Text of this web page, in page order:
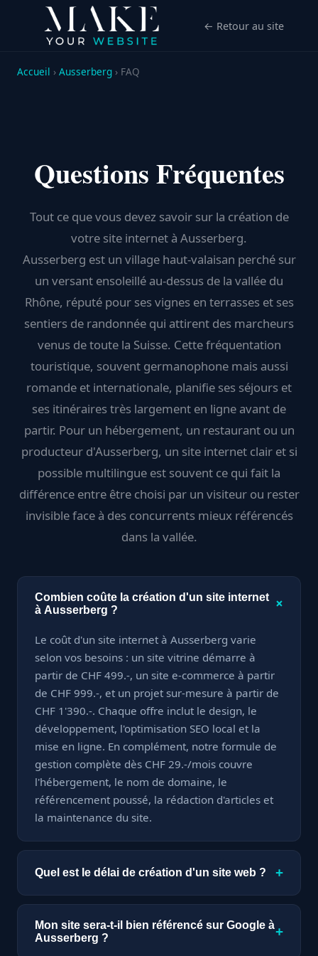
← Retour au site
Accueil › Ausserberg › FAQ
Questions Fréquentes
Tout ce que vous devez savoir sur la création de
votre site internet à Ausserberg.
Ausserberg est un village haut-valaisan perché sur
un versant ensoleillé au-dessus de la vallée du
Rhône, réputé pour ses vignes en terrasses et ses
sentiers de randonnée qui attirent des marcheurs
venus de toute la Suisse. Cette fréquentation
touristique, souvent germanophone mais aussi
romande et internationale, planifie ses séjours et
ses itinéraires très largement en ligne avant de
partir. Pour un hébergement, un restaurant ou un
producteur d'Ausserberg, un site internet clair et si
possible multilingue est souvent ce qui fait la
différence entre être choisi par un visiteur ou rester
invisible face à des concurrents mieux référencés
dans la vallée.
Combien coûte la création d'un site internet
à Ausserberg ?
+
Le coût d'un site internet à Ausserberg varie
selon vos besoins : un site vitrine démarre à
partir de CHF 499.-, un site e-commerce à partir
de CHF 999.-, et un projet sur-mesure à partir de
CHF 1'390.-. Chaque offre inclut le design, le
développement, l'optimisation SEO local et la
mise en ligne. En complément, notre formule de
gestion complète dès CHF 29.-/mois couvre
l'hébergement, le nom de domaine, le
référencement poussé, la rédaction d'articles et
la maintenance du site.
Quel est le délai de création d'un site web ? +
Un site vitrine est livré en seulement 7 jours. Un
site e-commerce ou sur-mesure nécessite à
partir de 15 jours, selon la complexité des
Mon site sera-t-il bien référencé sur Google à
Ausserberg ?
+